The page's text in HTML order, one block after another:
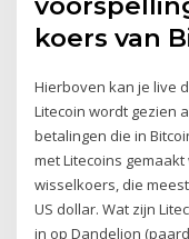
koers van
Hierboven kan je live
Litecoin wordt gezien
betalingen die in
met Litecoins
wisselkoers, die
US dollar. Wat zijn
in op Dandelion